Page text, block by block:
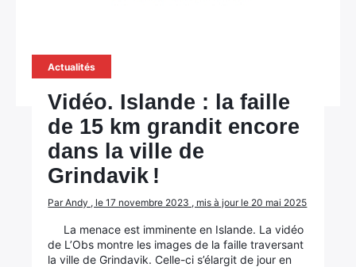
Actualités
Vidéo. Islande : la faille
de 15 km grandit encore
dans la ville de
Grindavik !
Par Andy , le 17 novembre 2023 , mis à jour le 20 mai 2025
La menace est imminente en Islande. La vidéo
de L’Obs montre les images de la faille traversant
la ville de Grindavik. Celle-ci s’élargit de jour en